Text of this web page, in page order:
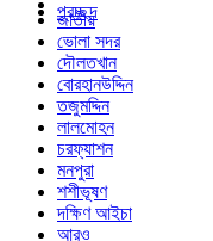
প্রচ্ছদ
জাতীয়
ভোলা সদর
দৌলতখান
বোরহানউদ্দিন
তজুমদ্দিন
লালমোহন
চরফ্যাশন
মনপুরা
শশীভূষণ
দক্ষিণ আইচা
আরও